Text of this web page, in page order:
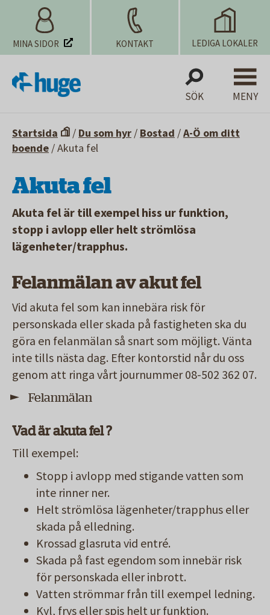
MINA SIDOR KONTAKT LEDIGA LOKALER
SÖK MENY
Startsida / Du som hyr / Bostad /A-Ö om ditt
boende /Akuta fel
Akuta fel
Akuta fel är till exempel hiss ur funktion,
stopp i avlopp eller helt strömlösa
lägenheter/trapphus.
Felanmälan av akut fel
Vid akuta fel som kan innebära risk för
personskada eller skada på fastigheten ska du
göra en felanmälan så snart som möjligt. Vänta
inte tills nästa dag. Efter kontorstid når du oss
genom att ringa vårt journummer08-502 362 07.
Felanmälan
Vad är akuta fel ?
Till exempel:
Stopp i avlopp med stigande vatten som
inte rinner ner.
Helt strömlösa lägenheter/trapphus eller
skada på elledning.
Krossad glasruta vid entré.
Skada på fast egendom som innebär risk
för personskada eller inbrott.
Vatten strömmar från till exempel ledning.
Kyl, frys eller spis helt ur funktion.